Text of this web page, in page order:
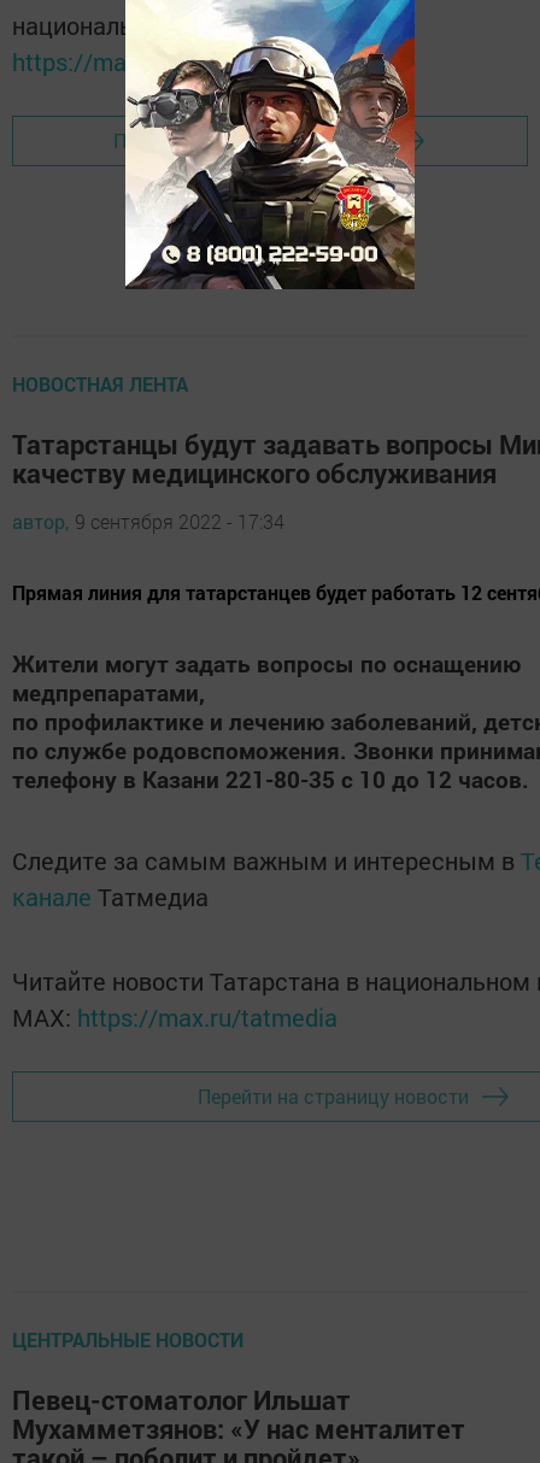
национальном мессенджере MАХ:
https://max.ru/tatmedia
Перейти на страницу новости
НОВОСТНАЯ ЛЕНТА
Татарстанцы будут задавать вопросы
качеству медицинского обслуживания
автор, 9 сентября 2022 - 17:34
Прямая линия для татарстанцев будет работать 12
Жители могут задать вопросы по оснащению
медпрепаратами,
по профилактике и лечению заболеваний,
по службе родовспоможения. Звонки
телефону в Казани 221-80-35 с 10 до 12 часов.
Следите за самым важным и интересным в
канале Татмедиа
Читайте новости Татарстана в
MАХ: https://max.ru/tatmedia
Перейти на страницу новости
ЦЕНТРАЛЬНЫЕ НОВОСТИ
Певец-стоматолог Ильшат
Мухамметзянов: «У нас менталитет